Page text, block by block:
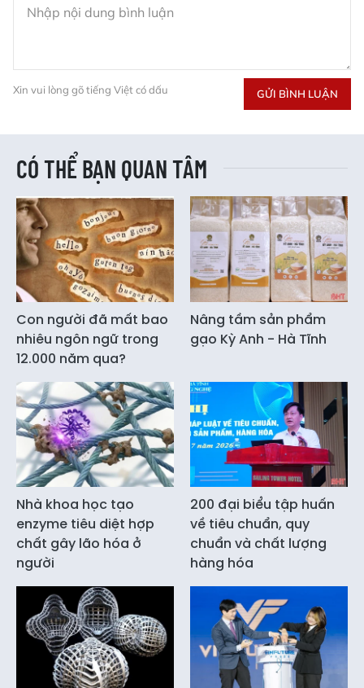
Xin vui lòng gõ tiếng Việt có dấu GỬI BÌNH LUẬN
CÓ THỂ BẠN QUAN TÂM
Con người đã mất bao
nhiêu ngôn ngữ trong
12.000 năm qua?
Nâng tầm sản phẩm
gạo Kỳ Anh - Hà Tĩnh
Nhà khoa học tạo
enzyme tiêu diệt hợp
chất gây lão hóa ở
người
200 đại biểu tập huấn
về tiêu chuẩn, quy
chuẩn và chất lượng
hàng hóa